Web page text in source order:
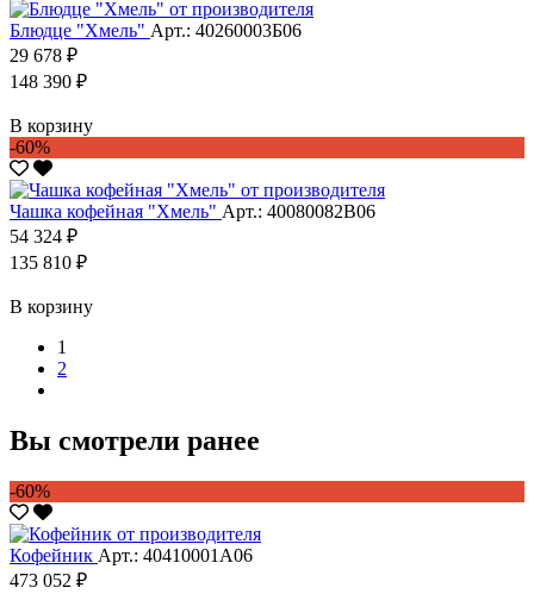
Блюдце "Хмель" Арт.: 40260003Б06
29 678 ₽
148 390 ₽
В корзину
-60%
Чашка кофейная "Хмель" Арт.: 40080082В06
54 324 ₽
135 810 ₽
В корзину
1
2
Вы смотрели ранее
-60%
Кофейник Арт.: 40410001А06
473 052 ₽